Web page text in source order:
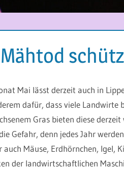
Mai lässt derzeit auch in
dafür, dass viele Landwirte
Gras bieten diese derzeit
Gefahr, denn jedes Jahr
Mäuse, Erdhörnchen, Igel,
der landwirtschaftlichen